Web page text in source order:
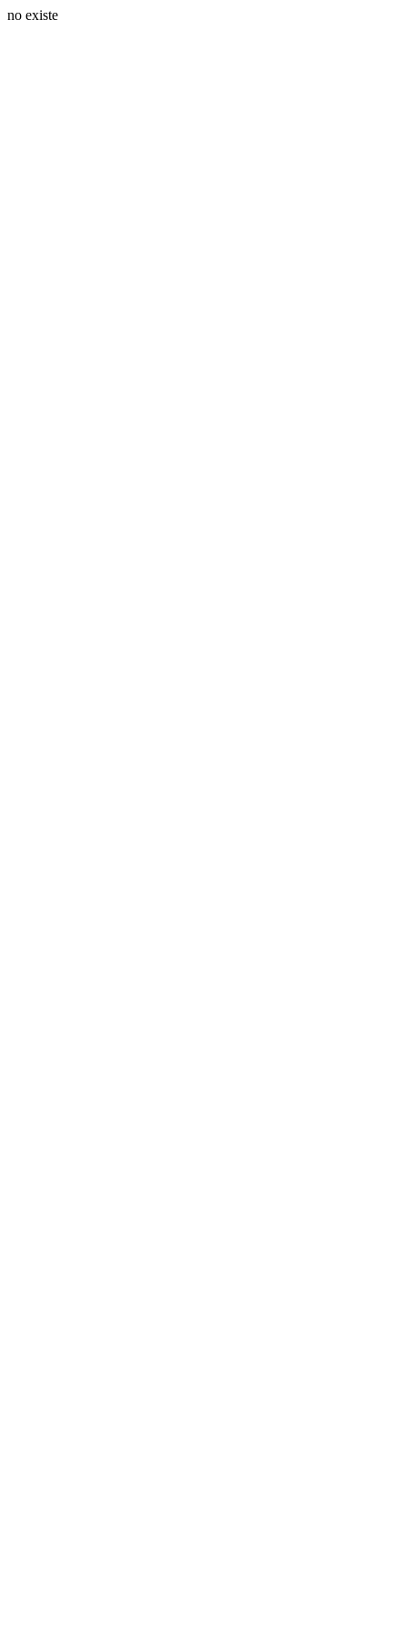
no existe